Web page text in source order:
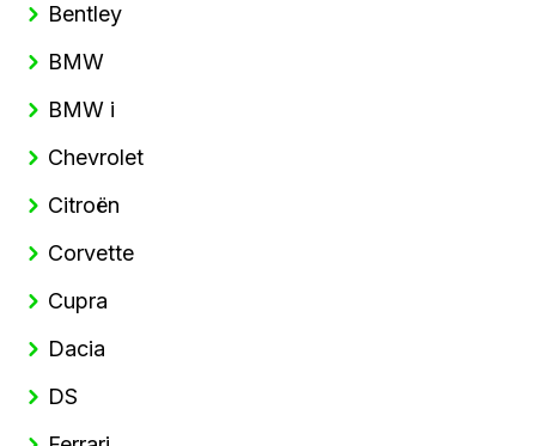
Bentley
BMW
BMW i
Chevrolet
Citroën
Corvette
Cupra
Dacia
DS